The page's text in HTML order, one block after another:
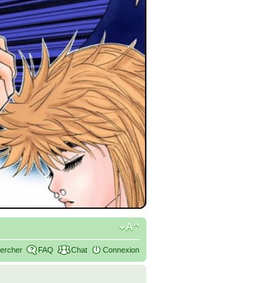
FAQ Chat Connexion